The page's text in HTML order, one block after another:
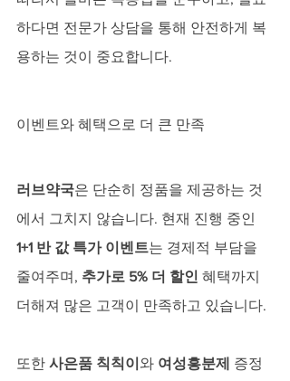
하다면 전문가 상담을 통해 안전하게 복
용하는 것이 중요합니다.
이벤트와 혜택으로 더 큰 만족
러브약국은 단순히 정품을 제공하는 것
에서 그치지 않습니다. 현재 진행 중인
1+1 반 값 특가 이벤트는 경제적 부담을
줄여주며, 추가로 5% 더 할인 혜택까지
더해져 많은 고객이 만족하고 있습니다.
또한 사은품 칙칙이 와 여성흥분제 증정